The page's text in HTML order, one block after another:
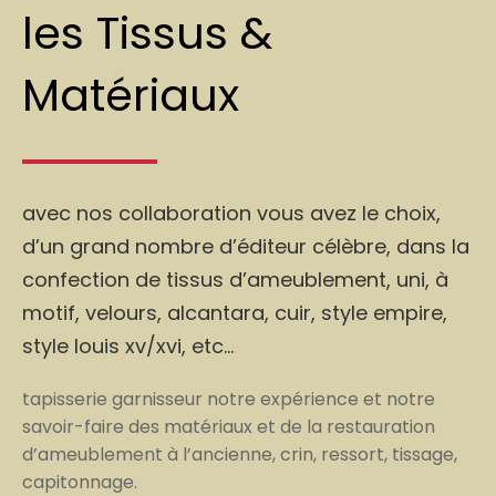
les Tissus &
Matériaux
avec nos collaboration vous avez le choix,
d’un grand nombre d’éditeur célèbre, dans la
confection de tissus d’ameublement, uni, à
motif, velours, alcantara, cuir, style empire,
style louis xv/xvi, etc…
tapisserie garnisseur notre expérience et notre
savoir-faire des matériaux et de la restauration
d’ameublement à l’ancienne, crin, ressort, tissage,
capitonnage.